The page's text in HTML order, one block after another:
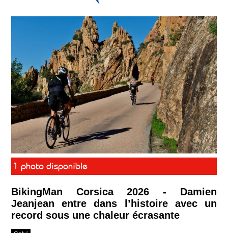
1 photo disponible
BikingMan Corsica 2026 - Damien
Jeanjean entre dans l’histoire avec un
record sous une chaleur écrasante